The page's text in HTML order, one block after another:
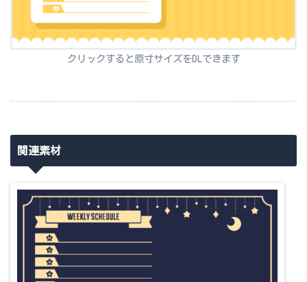
クリックすると原寸サイズをDLできます
関連素材